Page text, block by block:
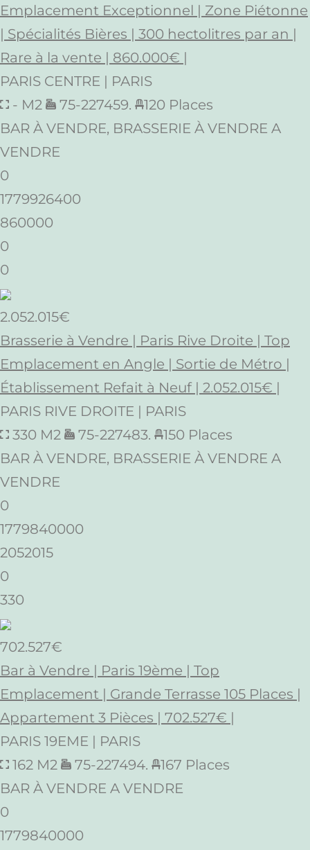
Emplacement Exceptionnel | Zone Piétonne
| Spécialités Bières | 300 hectolitres par an |
Rare à la vente | 860.000€ |
PARIS CENTRE | PARIS
- M2
75-227459.
120 Places
BAR À VENDRE, BRASSERIE À VENDRE A
VENDRE
0
1779926400
860000
0
0
2.052.015€
Brasserie à Vendre | Paris Rive Droite | Top
Emplacement en Angle | Sortie de Métro |
Établissement Refait à Neuf | 2.052.015€ |
PARIS RIVE DROITE | PARIS
330 M2
75-227483.
150 Places
BAR À VENDRE, BRASSERIE À VENDRE A
VENDRE
0
1779840000
2052015
0
330
702.527€
Bar à Vendre | Paris 19ème | Top
Emplacement | Grande Terrasse 105 Places |
Appartement 3 Pièces | 702.527€ |
PARIS 19EME | PARIS
162 M2
75-227494.
167 Places
BAR À VENDRE A VENDRE
0
1779840000